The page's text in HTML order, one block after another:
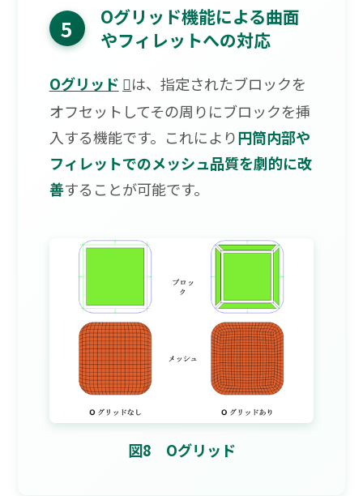
5
Oグリッド機能による曲面
やフィレットへの対応
Oグリッド
は、指定されたブロックを
オフセットしてその周りにブロックを挿
入する機能です。これにより円筒内部や
フィレットでのメッシュ品質を劇的に改
善することが可能です。
図8 Oグリッド